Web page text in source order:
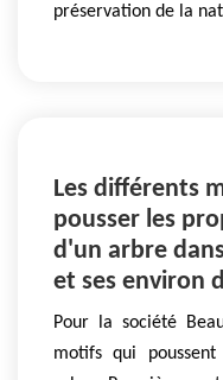
préservation de la
Les différents
pousser les
d'un arbre
et ses environ
Pour la société
motifs qui